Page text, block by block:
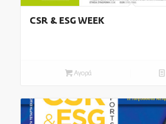
CSR & ESG WEEK
Αγορά